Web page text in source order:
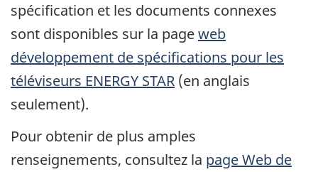
spécification et les documents connexes
sont disponibles sur la pageweb
développement de spécifications pour les
téléviseurs ENERGY STAR (en anglais
seulement).
Pour obtenir de plus amples
renseignements, consultez la page Web de